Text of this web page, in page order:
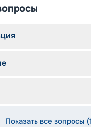
Показать все вопросы